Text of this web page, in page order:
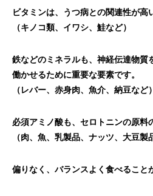
ビタミンは、うつ病との関連性が高
（キノコ類、イワシ、鮭など）
鉄などのミネラルも、神経伝達物質
働かせるために重要な要素です。
（レバー、赤身肉、魚介、納豆など）
必須アミノ酸も、セロトニンの原料
（肉、魚、乳製品、ナッツ、大豆製
偏りなく、バランスよく食べること